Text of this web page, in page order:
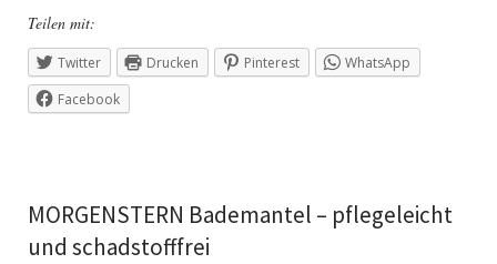
Teilen mit:
Twitter Drucken Pinterest
WhatsApp
Facebook
MORGENSTERN Bademantel – pflegeleicht
und schadstofffrei